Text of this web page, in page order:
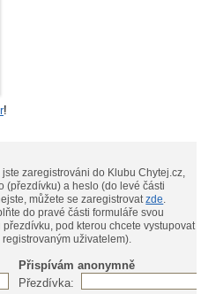
!
zaregistrováni do Klubu Chytej.cz,
(přezdívku) a heslo (do levé části
nejste, můžete se zaregistrovatzde.
do pravé části formuláře svou
pod kterou chcete vystupovat
uživatelem).
Přispívám anonymně
Přezdívka: